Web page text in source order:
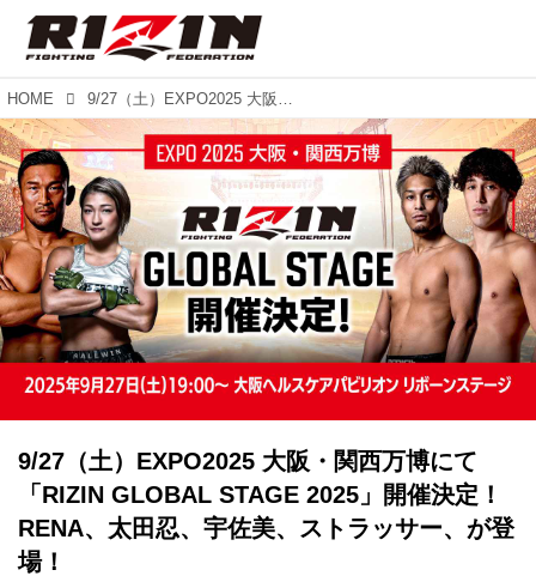
HOME 9/27（土）EXPO2025 大阪・関西万博にて「RIZIN GLOBAL STAGE 2025」開催決定！RENA、太田忍、宇佐美、ストラッサー、が登場！
9/27（土）EXPO2025 大阪・関西万博にて
「RIZIN GLOBAL STAGE 2025」開催決定！
RENA、太田忍、宇佐美、ストラッサー、が登
場！